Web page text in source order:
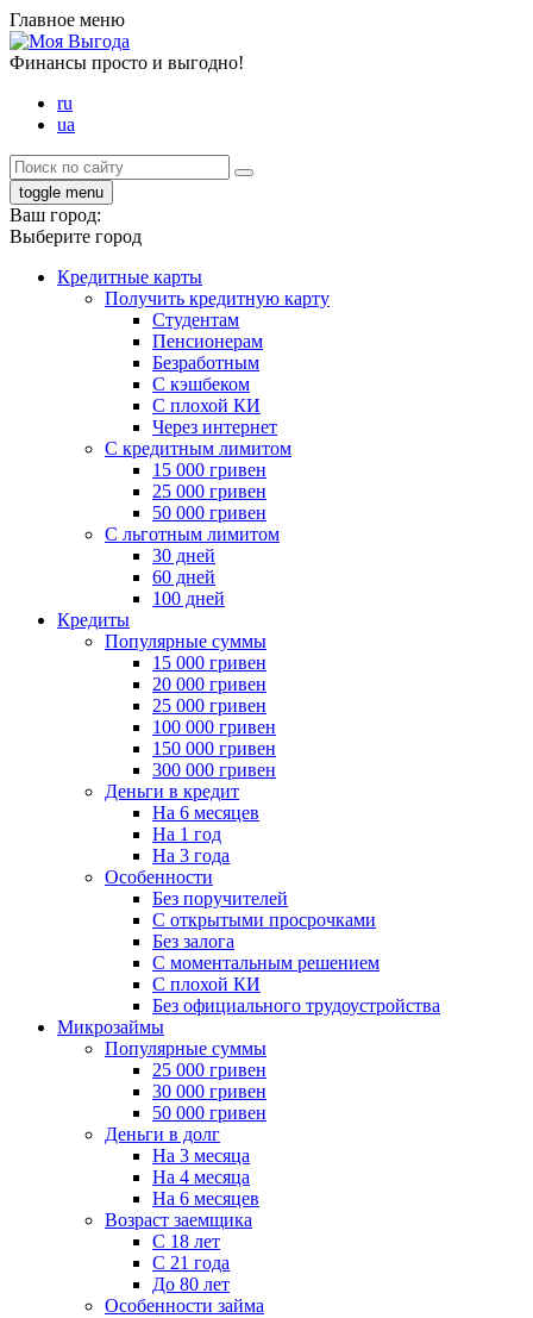
Главное меню
Финансы просто и выгодно!
ru
ua
toggle menu
Ваш город:
Выберите город
Кредитные карты
Получить кредитную карту
Студентам
Пенсионерам
Безработным
С кэшбеком
С плохой КИ
Через интернет
С кредитным лимитом
15 000 гривен
25 000 гривен
50 000 гривен
С льготным лимитом
30 дней
60 дней
100 дней
Кредиты
Популярные суммы
15 000 гривен
20 000 гривен
25 000 гривен
100 000 гривен
150 000 гривен
300 000 гривен
Деньги в кредит
На 6 месяцев
На 1 год
На 3 года
Особенности
Без поручителей
С открытыми просрочками
Без залога
С моментальным решением
С плохой КИ
Без официального трудоустройства
Микрозаймы
Популярные суммы
25 000 гривен
30 000 гривен
50 000 гривен
Деньги в долг
На 3 месяца
На 4 месяца
На 6 месяцев
Возраст заемщика
С 18 лет
С 21 года
До 80 лет
Особенности займа